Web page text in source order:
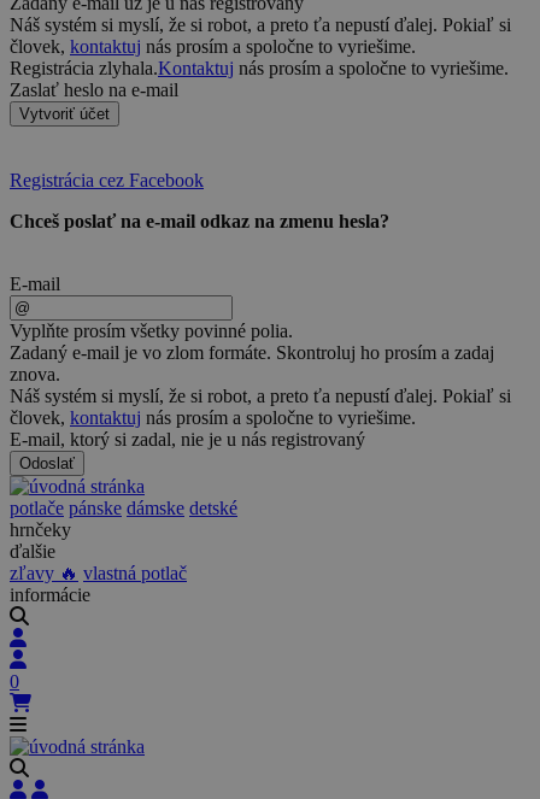
Náš systém si myslí, že si robot, a preto ťa nepustí ďalej. Pokiaľ si
človek, kontaktuj nás prosím a spoločne to vyriešime.
Registrácia zlyhala.Kontaktuj nás prosím a spoločne to vyriešime.
Zaslať heslo na e-mail
Vytvoriť účet
Registrácia cez Facebook
Chceš poslať na e-mail odkaz na zmenu hesla?
E-mail
Vyplňte prosím všetky povinné polia.
Zadaný e-mail je vo zlom formáte. Skontroluj ho prosím a zadaj
znova.
Náš systém si myslí, že si robot, a preto ťa nepustí ďalej. Pokiaľ si
človek, kontaktuj nás prosím a spoločne to vyriešime.
E-mail, ktorý si zadal, nie je u nás registrovaný
Odoslať
potlače pánske dámske detské
hrnčeky
ďalšie
zľavy 🔥 vlastná potlač
informácie
0